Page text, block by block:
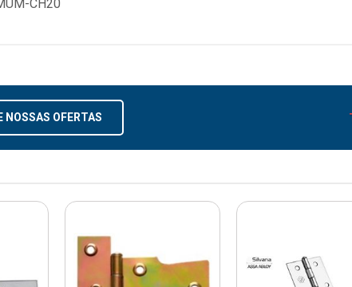
CH20
NOSSAS OFERTAS